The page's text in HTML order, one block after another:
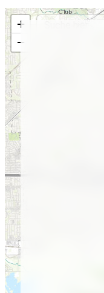
+
−